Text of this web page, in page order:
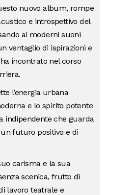
nuovo album, rompe
e introspettivo del
ai moderni suoni
ventaglio di ispirazioni e
incontrato nel corso
l’energia urbana
e lo spirito potente
indipendente che guarda
futuro positivo e di
carisma e la sua
scenica, frutto di
lavoro teatrale e